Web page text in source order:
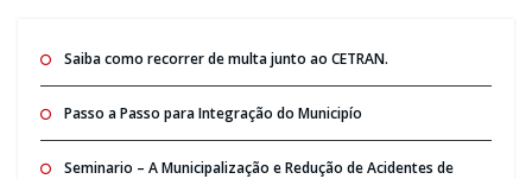
Saiba como recorrer de multa junto ao CETRAN.
Passo a Passo para Integração do Municipío
Seminario – A Municipalização e Redução de Acidentes de